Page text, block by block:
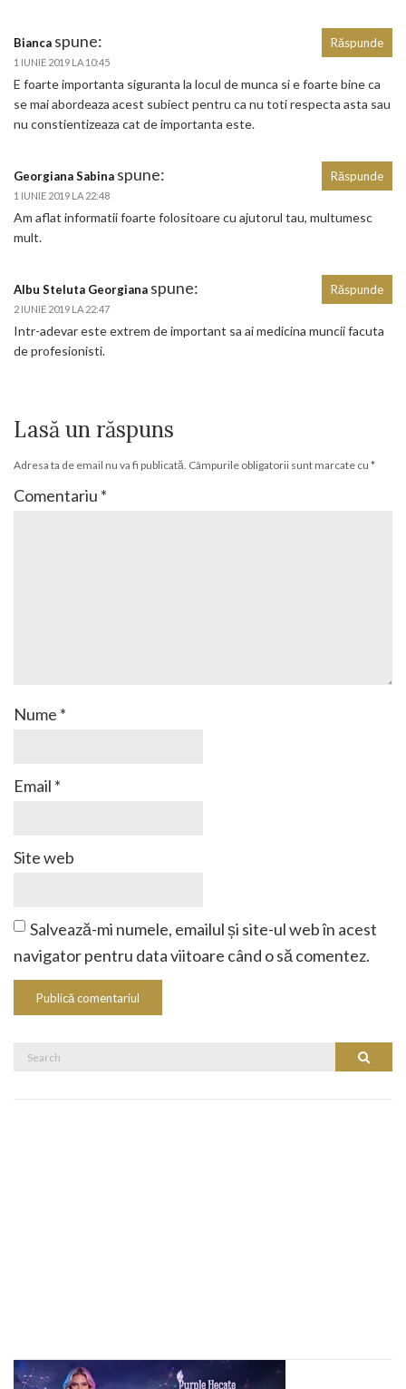
Bianca spune:
1 IUNIE 2019 LA 10:45
E foarte importanta siguranta la locul de munca si e foarte bine ca
se mai abordeaza acest subiect pentru ca nu toti respecta asta sau
nu constientizeaza cat de importanta este.
Răspunde
Georgiana Sabina spune:
1 IUNIE 2019 LA 22:48
Am aflat informatii foarte folositoare cu ajutorul tau, multumesc
mult.
Răspunde
Albu Steluta Georgiana spune:
2 IUNIE 2019 LA 22:47
Intr-adevar este extrem de important sa ai medicina muncii facuta
de profesionisti.
Răspunde
Lasă un răspuns
Adresa ta de email nu va fi publicată. Câmpurile obligatorii sunt marcate cu *
Comentariu *
Nume *
Email *
Site web
Salvează-mi numele, emailul și site-ul web în acest
navigator pentru data viitoare când o să comentez.
Search